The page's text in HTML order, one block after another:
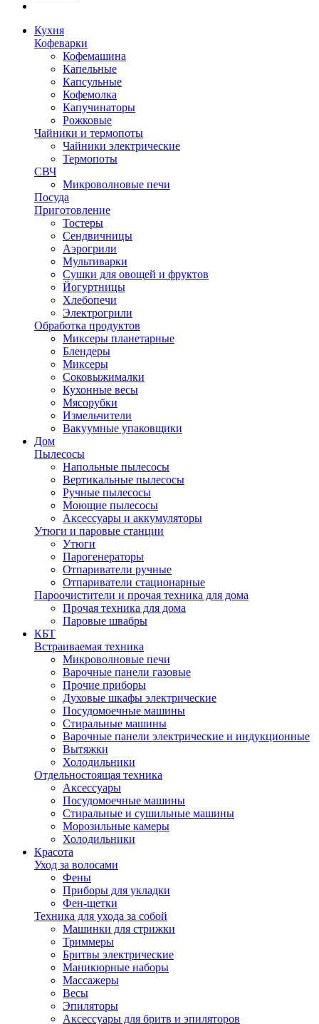
Кухня
Кофеварки
Кофемашина
Капельные
Капсульные
Кофемолка
Капучинаторы
Рожковые
Чайники и термопоты
Чайники электрические
Термопоты
СВЧ
Микроволновые печи
Посуда
Приготовление
Тостеры
Сендвичницы
Аэрогрили
Мультиварки
Сушки для овощей и фруктов
Йогуртницы
Хлебопечи
Электрогрили
Обработка продуктов
Миксеры планетарные
Блендеры
Миксеры
Соковыжималки
Кухонные весы
Мясорубки
Измельчители
Вакуумные упаковщики
Дом
Пылесосы
Напольные пылесосы
Вертикальные пылесосы
Ручные пылесосы
Моющие пылесосы
Аксессуары и аккумуляторы
Утюги и паровые станции
Утюги
Парогенераторы
Отпариватели ручные
Отпариватели стационарные
Пароочистители и прочая техника для дома
Прочая техника для дома
Паровые швабры
КБТ
Встраиваемая техника
Микроволновые печи
Варочные панели газовые
Прочие приборы
Духовые шкафы электрические
Посудомоечные машины
Стиральные машины
Варочные панели электрические и индукционные
Вытяжки
Холодильники
Отдельностоящая техника
Аксессуары
Посудомоечные машины
Стиральные и сушильные машины
Морозильные камеры
Холодильники
Красота
Уход за волосами
Фены
Приборы для укладки
Фен-щетки
Техника для ухода за собой
Машинки для стрижки
Триммеры
Бритвы электрические
Маникюрные наборы
Массажеры
Весы
Эпиляторы
Аксессуары для бритв и эпиляторов